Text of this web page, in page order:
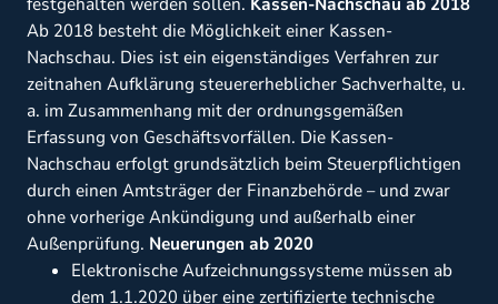
Ab 2018 besteht die Möglichkeit einer Kassen-
Nachschau. Dies ist ein eigenständiges Verfahren zur
zeitnahen Aufklärung steuererheblicher Sachverhalte, u.
a. im Zusammenhang mit der ordnungsgemäßen
Erfassung von Geschäftsvorfällen. Die Kassen-
Nachschau erfolgt grundsätzlich beim Steuerpflichtigen
durch einen Amtsträger der Finanzbehörde – und zwar
ohne vorherige Ankündigung und außerhalb einer
Außenprüfung. Neuerungen ab 2020
Elektronische Aufzeichnungssysteme müssen ab
dem 1.1.2020 über eine zertifizierte technische